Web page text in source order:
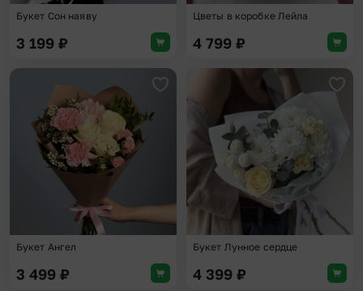
Букет Сон наяву
3 199 ₽
Цветы в коробке Лейла
4 799 ₽
Добавить в избранное
Букет Ангел
3 499 ₽
Букет Лунное сердце
4 399 ₽